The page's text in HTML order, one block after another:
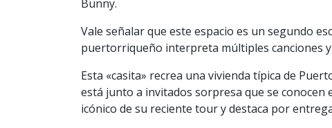
Bunny.
Vale señalar que este espacio es un segundo
puertorriqueño interpreta múltiples canciones
Esta «casita» recrea una vivienda típica de
está junto a invitados sorpresa que se conocen
icónico de su reciente tour y destaca por